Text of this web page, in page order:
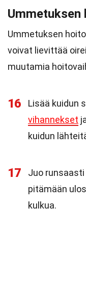
Ummetuksen
Ummetuksen
voivat lievittää
muutamia
16
Lisää kuidun
vihannekset
kuidun
17
Juo
pitämään
kulkua.